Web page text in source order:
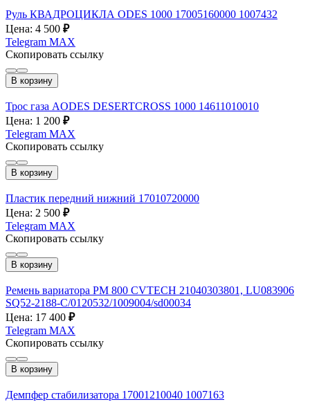
Руль КВАДРОЦИКЛА ODES 1000 17005160000 1007432
Цена: 4 500 ₽
Telegram MAX
Скопировать ссылку
В корзину
Трос газа AODES DESERTCROSS 1000 14611010010
Цена: 1 200 ₽
Telegram MAX
Скопировать ссылку
В корзину
Пластик передний нижний 17010720000
Цена: 2 500 ₽
Telegram MAX
Скопировать ссылку
В корзину
Ремень вариатора РМ 800 CVTECH 21040303801, LU083906
SQ52-2188-C/0120532/1009004/sd00034
Цена: 17 400 ₽
Telegram MAX
Скопировать ссылку
В корзину
Демпфер стабилизатора 17001210040 1007163